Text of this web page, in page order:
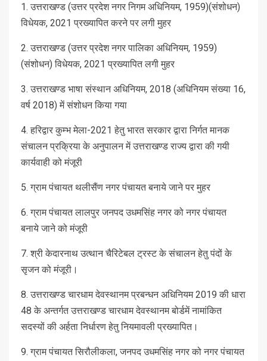
1. उत्तराखण्ड (उत्तर प्रदेश नगर निगम अधिनियम, 1959)(संशोधन)
विधेयक, 2021 प्रख्यापित करने पर लगी मुहर
2. उत्तराखण्ड (उत्तर प्रदेश नगर पालिका अधिनियम, 1959)
(संशोधन) विधेयक, 2021 प्रख्यापित लगी मुहर
3. उत्तराखण्ड भाषा संस्थान अधिनियम, 2018 (अधिनियम संख्या 16,
वर्ष 2018) में संशोधन किया गया
4. हरिद्वार कुम्भ मेला-2021 हेतु भारत सरकार द्वारा निर्गत मानक
संचालन प्रक्रिया के अनुपालन में उत्तराखण्ड राज्य द्वारा की गयी
कार्यवाही को मंजूरी
5. ग्राम पंचायत थलीसैंण नगर पंचायत बनाये जाने पर मुहर
6. ग्राम पंचायत लालपुर जनपद उधमसिंह नगर को नगर पंचायत
बनाये जाने को मंजूरी
7. श्री केदारनाथ उत्थान चैरिटेबल ट्रस्ट के संचालन हेतु पंदों के
सृजन को मंजूरी।
8. उत्तराखण्ड चारधाम देवस्थानम प्रबन्धन अधिनियम 2019 की धारा
48 के अन्तर्गत उत्तराखण्ड चारधाम देवस्थानम बोर्डमें नामांकित
सदस्यों की अर्हता निर्धारण हेतु नियमावली प्रख्यापित।
9. ग्राम पंचायत सिरौलीकला, जनपद उधमसिंह नगर को नगर पंचायत